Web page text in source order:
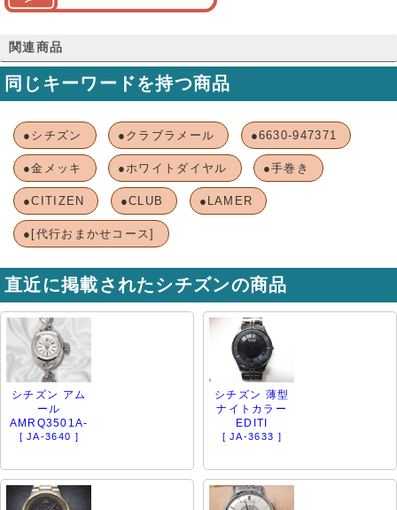
関連商品
同じキーワードを持つ商品
●シチズン ●クラブラメール ●6630-947371
●金メッキ ●ホワイトダイヤル ●手巻き
●CITIZEN ●CLUB ●LAMER
●[代行おまかせコース]
直近に掲載されたシチズンの商品
シチズン アム
ール
AMRQ3501A-
[ JA-3640 ]
シチズン 薄型
ナイトカラー
EDITI
[ JA-3633 ]